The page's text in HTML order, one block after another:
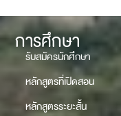
การศึกษา
รับสมัครนักศึกษา
หลักสูตรที่เปิดสอน
หลักสูตรระยะสั้น